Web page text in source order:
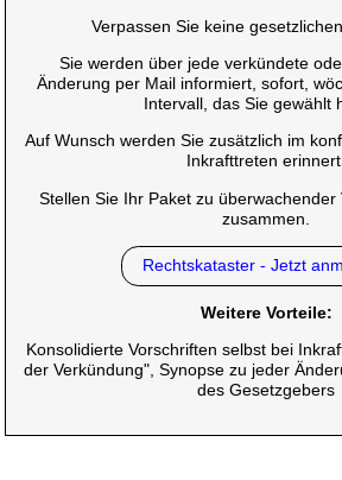
Verpassen Sie keine
Sie werden über jede verkündete
Änderung per Mail informiert, sofort,
Intervall, das Sie gewählt
Auf Wunsch werden Sie zusätzlich im
Inkrafttreten
Stellen Sie Ihr Paket zu überwachender
zusammen.
Rechtskataster - Jetzt
Weitere Vorteile:
Konsolidierte Vorschriften selbst bei
der Verkündung", Synopse zu jeder
des Gesetzgebers